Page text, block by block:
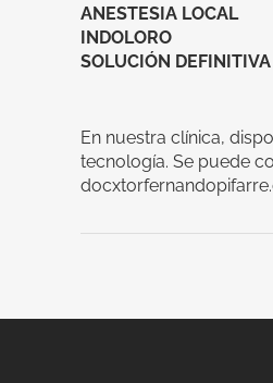
ANESTESIA LOCAL
INDOLORO
SOLUCIÓN DEFINITIVA
En nuestra clínica,
tecnología. Se puede